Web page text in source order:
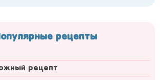
рецепты
рецепт